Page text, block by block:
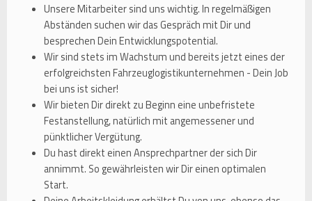
Unsere Mitarbeiter sind uns wichtig. In regelmäßigen
Abständen suchen wir das Gespräch mit Dir und
besprechen Dein Entwicklungspotential.
Wir sind stets im Wachstum und bereits jetzt eines der
erfolgreichsten Fahrzeuglogistikunternehmen - Dein Job
bei uns ist sicher!
Wir bieten Dir direkt zu Beginn eine unbefristete
Festanstellung, natürlich mit angemessener und
pünktlicher Vergütung.
Du hast direkt einen Ansprechpartner der sich Dir
annimmt. So gewährleisten wir Dir einen optimalen
Start.